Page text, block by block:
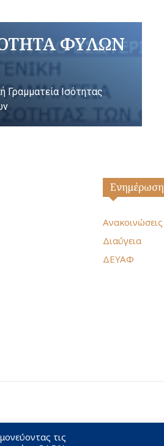
ΦΥΛΩΝ
Γραμματεία Ισότητας
Ενημέρωση
Ανακοινώσεις
Διαύγεια
ΔΕΥΑΦ
τις